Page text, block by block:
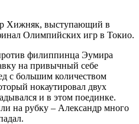
Хижняк, выступающий в
Олимпийских игр в Токио.
филиппинца Эумира
на привычный себе
с большим количеством
нокаутировал двух
и в этом поединке.
на рубку – Александр много